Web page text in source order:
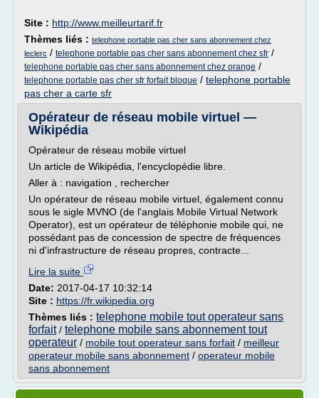
Site : http://www.meilleurtarif.fr
Thèmes liés : telephone portable pas cher sans abonnement chez
leclerc / telephone portable pas cher sans abonnement chez sfr /
telephone portable pas cher sans abonnement chez orange /
telephone portable pas cher sfr forfait bloque / telephone portable
pas cher a carte sfr
Opérateur de réseau mobile virtuel —
Wikipédia
Opérateur de réseau mobile virtuel
Un article de Wikipédia, l'encyclopédie libre.
Aller à : navigation , rechercher
Un opérateur de réseau mobile virtuel, également connu
sous le sigle MVNO (de l'anglais Mobile Virtual Network
Operator), est un opérateur de téléphonie mobile qui, ne
possédant pas de concession de spectre de fréquences
ni d'infrastructure de réseau propres, contracte...
Lire la suite
Date: 2017-04-17 10:32:14
Site : https://fr.wikipedia.org
Thèmes liés : telephone mobile tout operateur sans
forfait/ telephone mobile sans abonnement tout
operateur / mobile tout operateur sans forfait / meilleur
operateur mobile sans abonnement / operateur mobile
sans abonnement